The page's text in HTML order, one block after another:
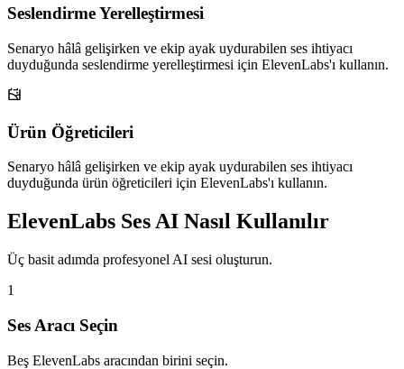
Seslendirme Yerelleştirmesi
Senaryo hâlâ gelişirken ve ekip ayak uydurabilen ses ihtiyacı
duyduğunda seslendirme yerelleştirmesi için ElevenLabs'ı kullanın.
Ürün Öğreticileri
Senaryo hâlâ gelişirken ve ekip ayak uydurabilen ses ihtiyacı
duyduğunda ürün öğreticileri için ElevenLabs'ı kullanın.
ElevenLabs Ses AI Nasıl Kullanılır
Üç basit adımda profesyonel AI sesi oluşturun.
1
Ses Aracı Seçin
Beş ElevenLabs aracından birini seçin.